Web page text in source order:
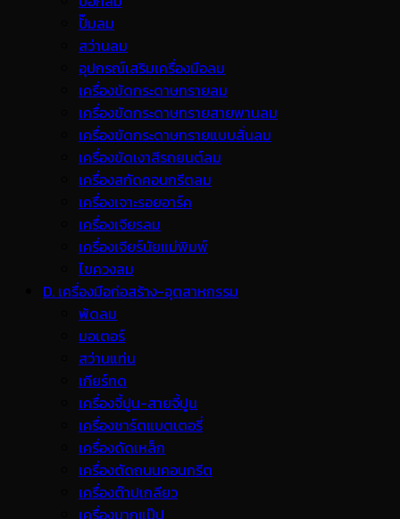
ปั๊มลม
สว่านลม
อุปกรณ์เสริมเครื่องมือลม
เครื่องขัดกระดาษทรายลม
เครื่องขัดกระดาษทรายสายพานลม
เครื่องขัดกระดาษทรายแบบสั่นลม
เครื่องขัดเงาสีรถยนต์ลม
เครื่องสกัดคอนกรีตลม
เครื่องเจาะรอยอาร์ค
เครื่องเจียรลม
เครื่องเจียร์นัยแม่พิมพ์
ไขควงลม
D. เครื่องมือก่อสร้าง-อุตสาหกรรม
พ้ดลม
มอเตอร์
สว่านแท่น
เกียร์ทด
เครื่องจี้ปูน-สายจี้ปูน
เครื่องชาร์ตแบตเตอรี่
เครื่องดัดเหล็ก
เครื่องตัดถนนคอนกรีต
เครื่องต๊าปเกลียว
เครื่องบากแป๊ป